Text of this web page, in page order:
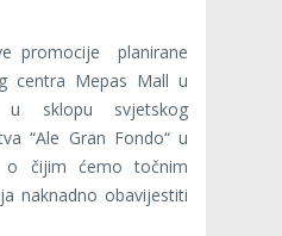
promocije planirane
centra Mepas Mall u
sklopu svjetskog
“Ale Gran Fondo“ u
o čijim ćemo točnim
naknadno obavijestiti